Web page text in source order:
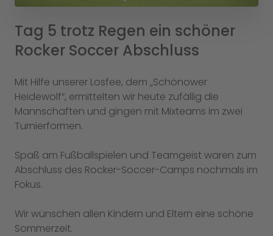
Tag 5 trotz Regen ein schöner
Rocker Soccer Abschluss
Mit Hilfe unserer Losfee, dem „Schönower
Heidewolf“, ermittelten wir heute zufällig die
Mannschaften und gingen mit Mixteams im zwei
Turnierformen.
Spaß am Fußballspielen und Teamgeist waren zum
Abschluss des Rocker-Soccer-Camps nochmals im
Fokus.
Wir wünschen allen Kindern und Eltern eine schöne
Sommerzeit.